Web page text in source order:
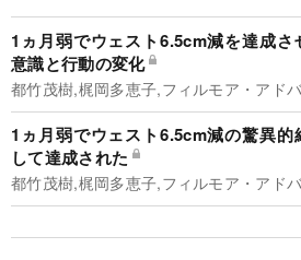
1ヵ月弱でウェスト6.5cm減を達成さ
意識と行動の変化
都竹茂樹,梶岡多恵子,フィルモア・アド
1ヵ月弱でウェスト6.5cm減の驚異的
して達成された
都竹茂樹,梶岡多恵子,フィルモア・アド